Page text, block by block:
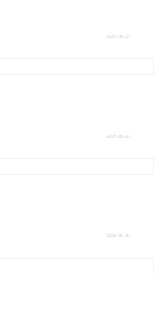
2025-06-27
2025-06-27
2025-06-27